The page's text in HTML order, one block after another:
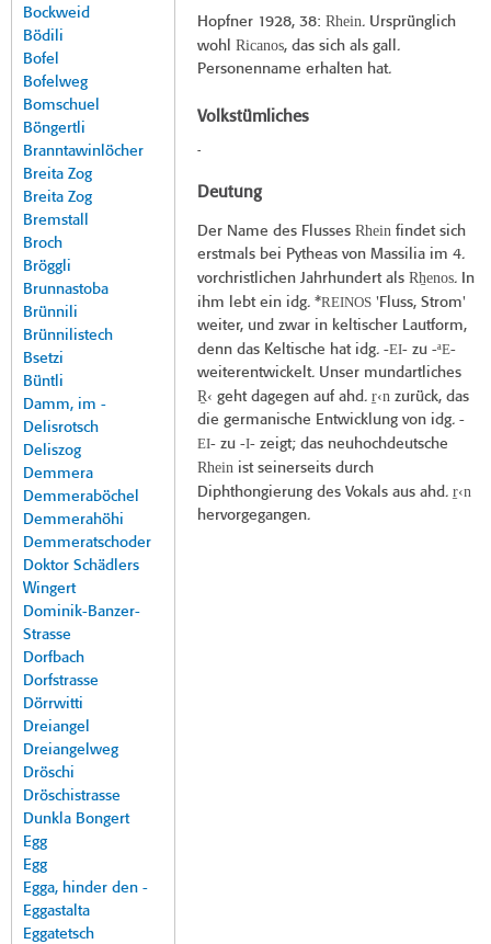
Bockweid
Bödili
Bofel
Bofelweg
Bomschuel
Böngertli
Branntawinlöcher
Breita Zog
Breita Zog
Bremstall
Broch
Bröggli
Brunnastoba
Brünnili
Brünnilistech
Bsetzi
Büntli
Damm, im -
Delisrotsch
Deliszog
Demmera
Demmeraböchel
Demmerahöhi
Demmeratschoder
Doktor Schädlers
Wingert
Dominik-Banzer-
Strasse
Dorfbach
Dorfstrasse
Dörrwitti
Dreiangel
Dreiangelweg
Dröschi
Dröschistrasse
Dunkla Bongert
Egg
Egg
Egga, hinder den -
Eggastalta
Eggatetsch
Hopfner 1928, 38: Rhein. Ursprünglich
wohl Ricanos, das sich als gall.
Personenname erhalten hat.
Volkstümliches
-
Deutung
Der Name des Flusses Rheinfindet sich
erstmals bei Pytheas von Massilia im 4.
vorchristlichen Jahrhundert als Rh̠enos. In
ihm lebt ein idg. *REINOS'Fluss, Strom'
weiter, und zwar in keltischer Lautform,
denn das Keltische hat idg. -EI- zu -ªE-
weiterentwickelt. Unser mundartliches
R̠‹ geht dagegen auf ahd. r̠‹nzurück, das
die germanische Entwicklung von idg. -
EI- zu -­I- zeigt; das neuhochdeutsche
Rheinist seinerseits durch
Diphthongierung des Vokals aus ahd. r̠‹n
hervorgegangen.